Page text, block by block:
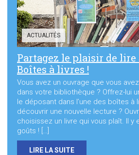
ACTUALITÉS
Partagez le plaisir de lire
Boîtes à livres !
Vous avez un ouvrage que vous
dans votre bibliothèque ? Offrez-lui
le déposant dans l’une des boîtes à
découvrir une nouvelle lecture ?
choisissez un livre qui vous plaît. Il y
goûts ! […]
LIRE LA SUITE